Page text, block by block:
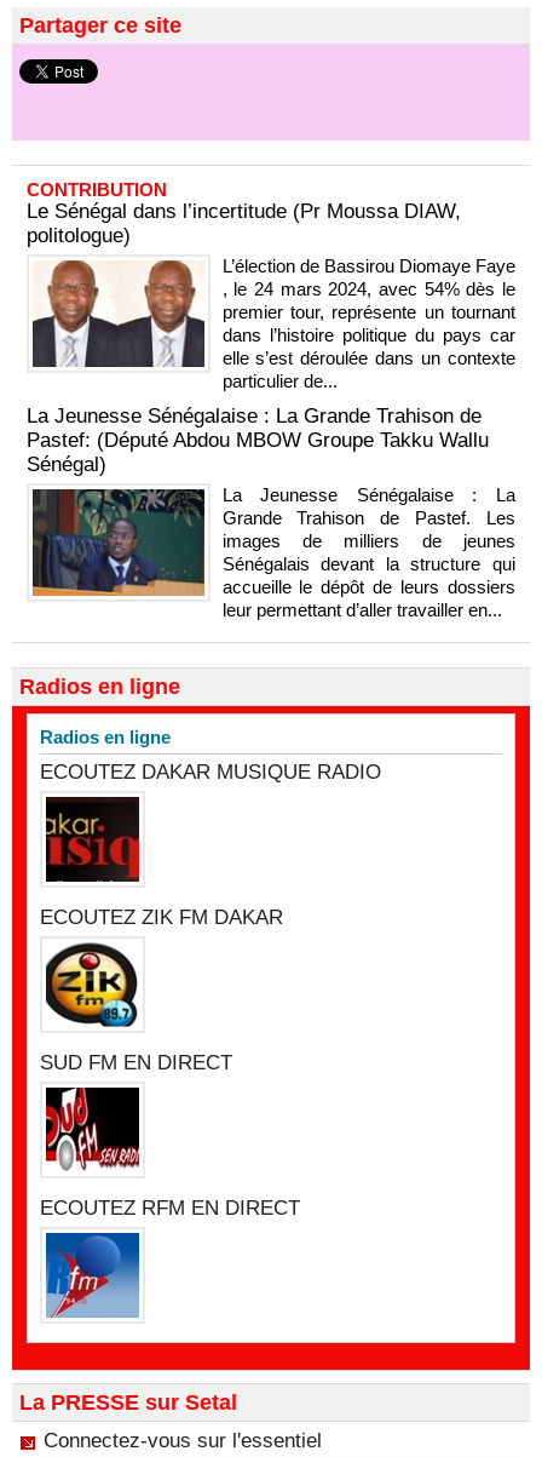
Partager ce site
CONTRIBUTION
Le Sénégal dans l’incertitude (Pr Moussa DIAW,
politologue)
L’élection de Bassirou Diomaye Faye
, le 24 mars 2024, avec 54% dès le
premier tour, représente un tournant
dans l’histoire politique du pays car
elle s’est déroulée dans un contexte
particulier de...
La Jeunesse Sénégalaise : La Grande Trahison de
Pastef: (Député Abdou MBOW Groupe Takku Wallu
Sénégal)
La Jeunesse Sénégalaise : La
Grande Trahison de Pastef. Les
images de milliers de jeunes
Sénégalais devant la structure qui
accueille le dépôt de leurs dossiers
leur permettant d’aller travailler en...
Radios en ligne
Radios en ligne
ECOUTEZ DAKAR MUSIQUE RADIO
ECOUTEZ ZIK FM DAKAR
SUD FM EN DIRECT
ECOUTEZ RFM EN DIRECT
La PRESSE sur Setal
Connectez-vous sur l'essentiel